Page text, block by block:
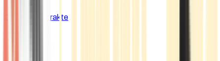
Cannabis Extrakte